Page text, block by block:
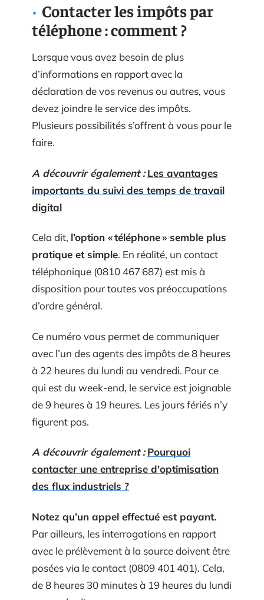
Contacter les impôts par
téléphone : comment ?
Lorsque vous avez besoin de plus
d’informations en rapport avec la
déclaration de vos revenus ou autres, vous
devez joindre le service des impôts.
Plusieurs possibilités s’offrent à vous pour le
faire.
A découvrir également : Les avantages
importants du suivi des temps de travail
digital
Cela dit, l’option « téléphone » semble plus
pratique et simple. En réalité, un contact
téléphonique (0810 467 687) est mis à
disposition pour toutes vos préoccupations
d’ordre général.
Ce numéro vous permet de communiquer
avec l’un des agents des impôts de 8 heures
à 22 heures du lundi au vendredi. Pour ce
qui est du week-end, le service est joignable
de 9 heures à 19 heures. Les jours fériés n’y
figurent pas.
A découvrir également : Pourquoi
contacter une entreprise d'optimisation
des flux industriels ?
Notez qu’un appel effectué est payant.
Par ailleurs, les interrogations en rapport
avec le prélèvement à la source doivent être
posées via le contact (0809 401 401). Cela,
de 8 heures 30 minutes à 19 heures du lundi